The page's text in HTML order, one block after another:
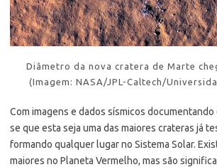
Diâmetro da nova cratera de Marte
(Imagem: NASA/JPL-Caltech/
Com imagens e dados sísmicos
se que esta seja uma das maiores crateras já
formando qualquer lugar no Sistema Solar.
maiores no Planeta Vermelho, mas são